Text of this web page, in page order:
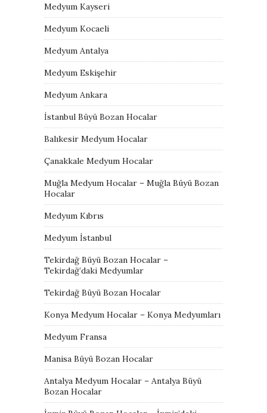
Medyum Kayseri
Medyum Kocaeli
Medyum Antalya
Medyum Eskişehir
Medyum Ankara
İstanbul Büyü Bozan Hocalar
Balıkesir Medyum Hocalar
Çanakkale Medyum Hocalar
Muğla Medyum Hocalar – Muğla Büyü Bozan
Hocalar
Medyum Kıbrıs
Medyum İstanbul
Tekirdağ Büyü Bozan Hocalar –
Tekirdağ’daki Medyumlar
Tekirdağ Büyü Bozan Hocalar
Konya Medyum Hocalar – Konya Medyumları
Medyum Fransa
Manisa Büyü Bozan Hocalar
Antalya Medyum Hocalar – Antalya Büyü
Bozan Hocalar